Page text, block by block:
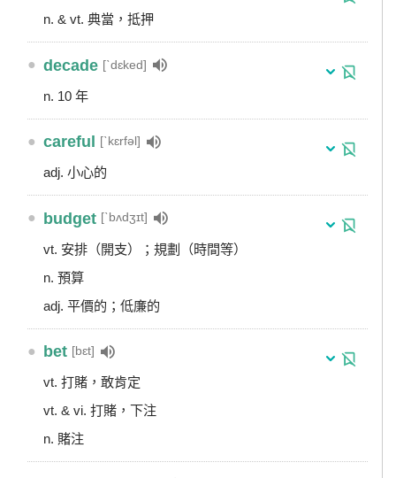
n. & vt. 典當，抵押
● decade [ˋdɛked]
n. 10 年
● careful [ˋkɛrfəl]
adj. 小心的
● budget [ˋbʌdʒɪt]
vt. 安排（開支）；規劃（時間等）
n. 預算
adj. 平價的；低廉的
● bet [bɛt]
vt. 打賭，敢肯定
vt. & vi. 打賭，下注
n. 賭注